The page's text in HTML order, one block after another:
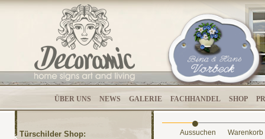
ÜBER UNS NEWS GALERIE FACHHANDEL SHOP
Türschilder Shop:
•
Aussuchen Warenkorb